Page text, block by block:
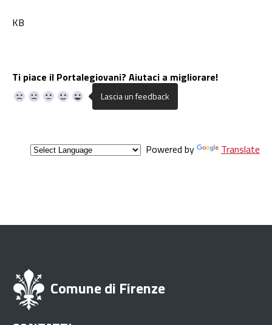
KB
Ti piace il Portalegiovani? Aiutaci a migliorare!
Powered by Translate
Comune di Firenze